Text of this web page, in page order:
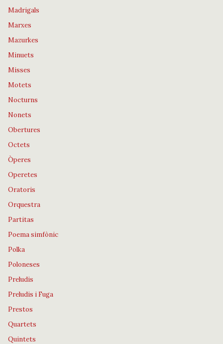
Madrigals
Marxes
Mazurkes
Minuets
Misses
Motets
Nocturns
Nonets
Obertures
Octets
Òperes
Operetes
Oratoris
Orquestra
Partitas
Poema simfònic
Polka
Poloneses
Preludis
Preludis i Fuga
Prestos
Quartets
Quintets